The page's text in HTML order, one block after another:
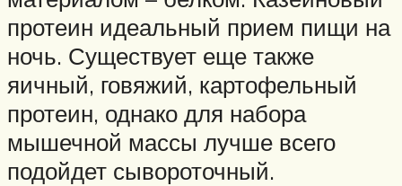
протеин идеальный прием пищи на
ночь. Существует еще также
яичный, говяжий, картофельный
протеин, однако для набора
мышечной массы лучше всего
подойдет сывороточный.